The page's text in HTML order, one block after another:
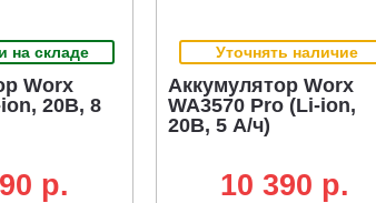
на складе
Worx
20В, 8
p.
Уточнять наличие
Аккумулятор Worx
WA3570 Pro (Li-ion,
20В, 5 А/ч)
10 390 p.